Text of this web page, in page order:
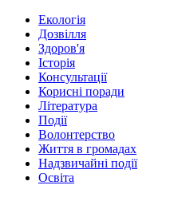
Екологія
Дозвілля
Здоров'я
Історія
Консультації
Корисні поради
Література
Події
Волонтерство
Життя в громадах
Надзвичайні події
Освіта